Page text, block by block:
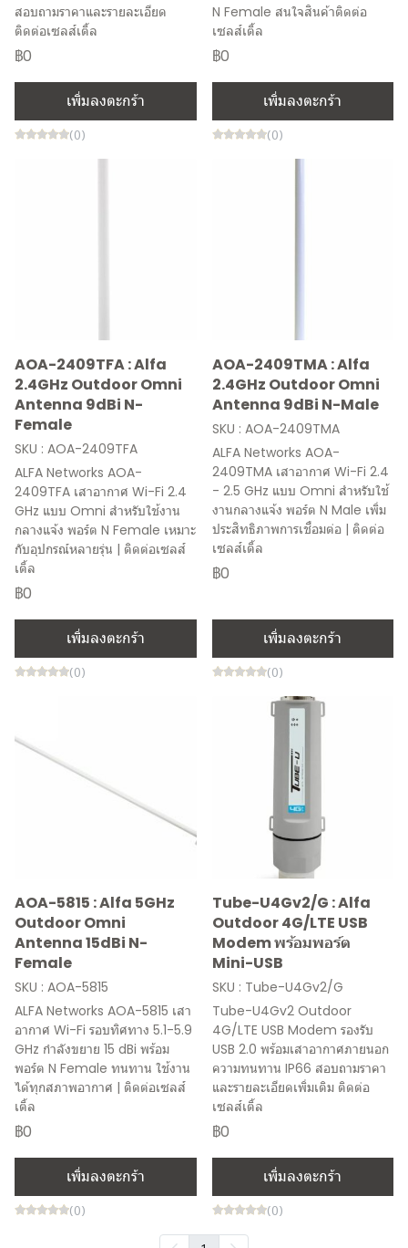
สอบถามราคาและรายละเอียด
ติดต่อเซลส์เติ้ล
฿0
เพิ่มลงตะกร้า
(0)
N Female สนใจสินค้าติดต่อ
เซลส์เติ้ล
฿0
เพิ่มลงตะกร้า
(0)
AOA-2409TFA : Alfa
2.4GHz Outdoor Omni
Antenna 9dBi N-
Female
SKU : AOA-2409TFA
ALFA Networks AOA-
2409TFA เสาอากาศ Wi-Fi 2.4
GHz แบบ Omni สำหรับใช้งาน
กลางแจ้ง พอร์ต N Female เหมาะ
กับอุปกรณ์หลายรุ่น | ติดต่อเซลส์
เติ้ล
฿0
เพิ่มลงตะกร้า
(0)
AOA-2409TMA : Alfa
2.4GHz Outdoor Omni
Antenna 9dBi N-Male
SKU : AOA-2409TMA
ALFA Networks AOA-
2409TMA เสาอากาศ Wi-Fi 2.4
- 2.5 GHz แบบ Omni สำหรับใช้
งานกลางแจ้ง พอร์ต N Male เพิ่ม
ประสิทธิภาพการเชื่อมต่อ | ติดต่อ
เซลส์เติ้ล
฿0
เพิ่มลงตะกร้า
(0)
AOA-5815 : Alfa 5GHz
Outdoor Omni
Antenna 15dBi N-
Female
SKU : AOA-5815
ALFA Networks AOA-5815 เสา
อากาศ Wi-Fi รอบทิศทาง 5.1-5.9
GHz กำลังขยาย 15 dBi พร้อม
พอร์ต N Female ทนทาน ใช้งาน
ได้ทุกสภาพอากาศ | ติดต่อเซลส์
เติ้ล
฿0
เพิ่มลงตะกร้า
(0)
Tube-U4Gv2/G : Alfa
Outdoor 4G/LTE USB
Modem พร้อมพอร์ต
Mini-USB
SKU : Tube-U4Gv2/G
Tube-U4Gv2 Outdoor
4G/LTE USB Modem รองรับ
USB 2.0 พร้อมเสาอากาศภายนอก
ความทนทาน IP66 สอบถามราคา
และรายละเอียดเพิ่มเติม ติดต่อ
เซลส์เติ้ล
฿0
เพิ่มลงตะกร้า
(0)